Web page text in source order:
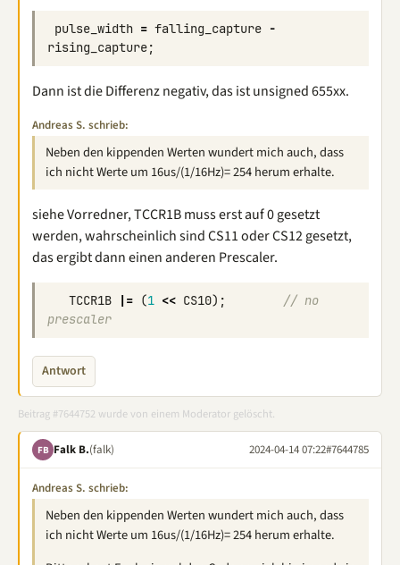
pulse_width = falling_capture -
rising_capture;
Dann ist die Differenz negativ, das ist unsigned 655xx.
Andreas S. schrieb:
Neben den kippenden Werten wundert mich auch, dass
ich nicht Werte um 16us/(1/16Hz)= 254 herum erhalte.
siehe Vorredner, TCCR1B muss erst auf 0 gesetzt
werden, wahrscheinlich sind CS11 oder CS12 gesetzt,
das ergibt dann einen anderen Prescaler.
TCCR1B |= (1 << CS10);
// no
prescaler
Antwort
Beitrag #7644752 wurde von einem Moderator gelöscht.
FB Falk B.(falk) 2024-04-14 07:22#7644785
Andreas S. schrieb:
Neben den kippenden Werten wundert mich auch, dass
ich nicht Werte um 16us/(1/16Hz)= 254 herum erhalte.